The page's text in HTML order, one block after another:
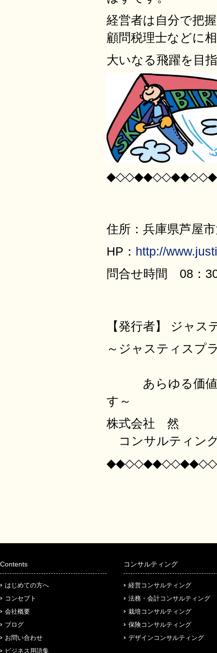
経営者は自分で把
顧問税理士などに
大いなる飛躍を目
住所：兵庫県芦屋
HP： http://
問合せ時間 08：
【発行者】 ジャ
～ジャスティ
あらゆる価値を
す～
株式会社 然
コンサルティン
Contents
はじめての方へ
コンセプト
会社概要
ブログ
お問い合わせ
ビジネス用語集
コンサルティング
経営コンサルティング
法務・会計コンサルティング
栽培コンサルティング
保険コンサルティング
デザインコンサルティング